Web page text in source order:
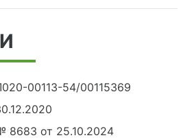
00113-54/00115369
8683 от 25.10.2024